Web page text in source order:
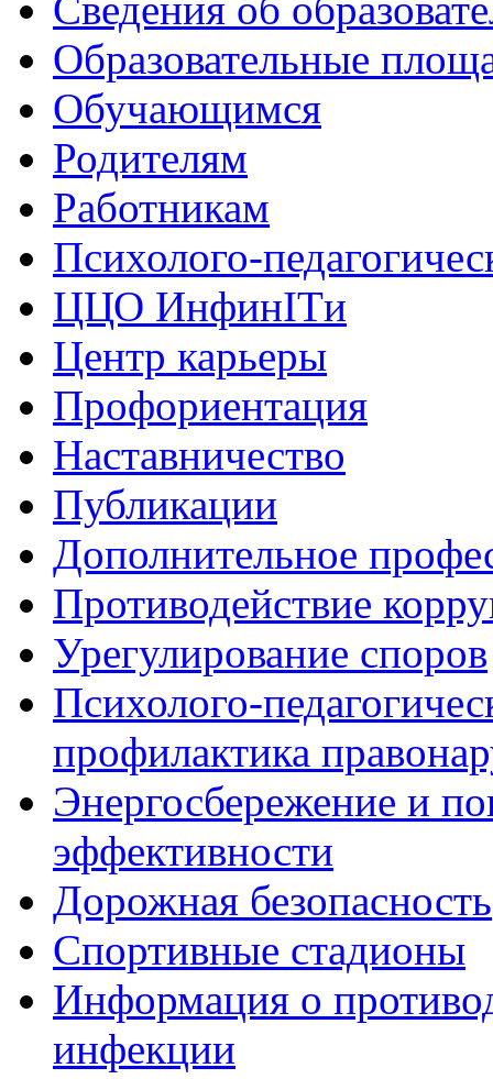
Сведения об
Образовательные
Обучающимся
Родителям
Работникам
Психолого-
ЦЦО ИнфинITи
Центр карьеры
Профориентация
Наставничество
Публикации
Дополнительное
Противодействие
Урегулирование споров
Психолого-
профилактика
Энергосбережение и
эффективности
Дорожная безопасность
Спортивные стадионы
Информация о
инфекции